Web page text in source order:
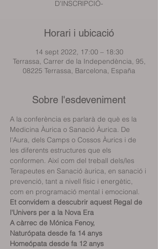
D'INSCRIPCIÓ-
Horari i ubicació
14 sept 2022, 17:00 – 18:30
Terrassa, Carrer de la Independència, 95,
08225 Terrassa, Barcelona, España
Sobre l'esdeveniment
A la conferència es parlarà de què es la
Medicina Àurica o Sanació Àurica. De
l'Aura, dels Camps o Cossos Àurics i de
les diferents estructures que els
conformen. Així com del treball dels/les
Terapeutes en Sanació àurica, en sanació i
prevenció, tant a nivell físic i energètic,
com en programació mental i emocional.
Et convidem a descubrir aquest Regal de
l'Univers per a la Nova Era
A càrrec de Mónica Fenoy,
Naturópata desde fa 14 anys
Homeópata desde fa 12 anys